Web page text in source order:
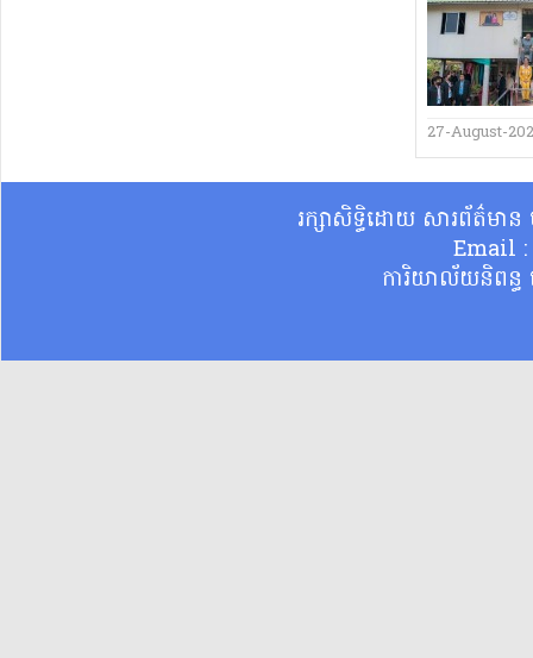
27-August-
រក្សាសិទ្ធិដោយ សារព័ត៌មា
Email
ការិយាល័យនិពន្ធ